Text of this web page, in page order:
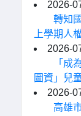
2026-
轉知
上學期人
2026-
「成
圖資」兒
2026-
高雄